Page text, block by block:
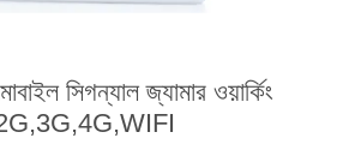
সিগন্যাল জ্যামার ওয়ার্কিং
2G,3G,4G,WIFI